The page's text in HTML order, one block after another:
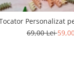
Personalizat
69,00 Lei